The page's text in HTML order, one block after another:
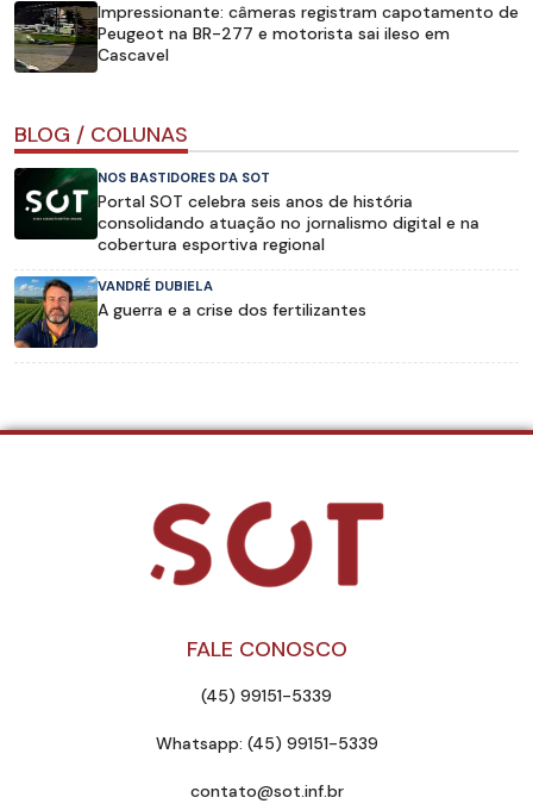
Impressionante: câmeras registram capotamento de
Peugeot na BR-277 e motorista sai ileso em
Cascavel
BLOG / COLUNAS
NOS BASTIDORES DA SOT
Portal SOT celebra seis anos de história
consolidando atuação no jornalismo digital e na
cobertura esportiva regional
VANDRÉ DUBIELA
A guerra e a crise dos fertilizantes
FALE CONOSCO
(45) 99151-5339
Whatsapp: (45) 99151-5339
contato@sot.inf.br